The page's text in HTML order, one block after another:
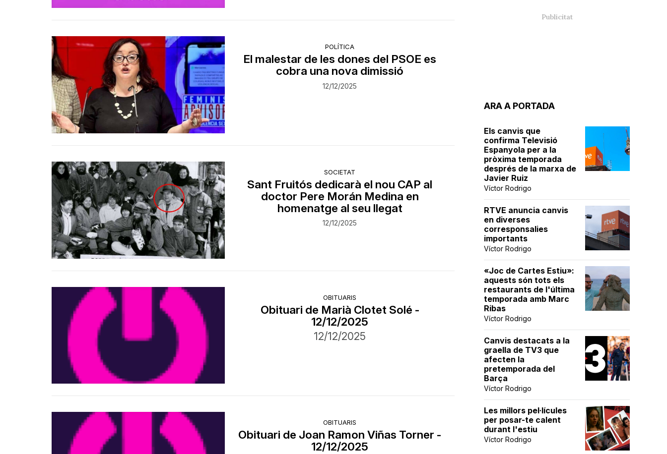
POLÍTICA
El malestar de les dones del PSOE es
cobra una nova dimissió
12/12/2025
SOCIETAT
Sant Fruitós dedicarà el nou CAP al
doctor Pere Morán Medina en
homenatge al seu llegat
12/12/2025
OBITUARIS
Obituari de Marià Clotet Solé -
12/12/2025
12/12/2025
OBITUARIS
Obituari de Joan Ramon Viñas Torner -
12/12/2025
ARA A PORTADA
Els canvis que
confirma Televisió
Espanyola per a la
pròxima temporada
després de la marxa de
Javier Ruiz
Víctor Rodrigo
RTVE anuncia canvis
en diverses
corresponsalies
importants
Víctor Rodrigo
«Joc de Cartes Estiu»:
aquests són tots els
restaurants de l'última
temporada amb Marc
Ribas
Víctor Rodrigo
Canvis destacats a la
graella de TV3 que
afecten la
pretemporada del
Barça
Víctor Rodrigo
Les millors pel·lícules
per posar-te calent
durant l'estiu
Víctor Rodrigo